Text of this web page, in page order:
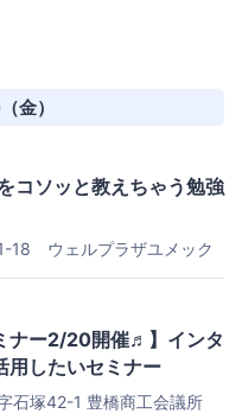
金）
コソッと教えちゃう勉強
18 ウェルプラザユメック
ナー2/20開催♬】インタ
用したいセミナー
石塚42-1 豊橋商工会議所